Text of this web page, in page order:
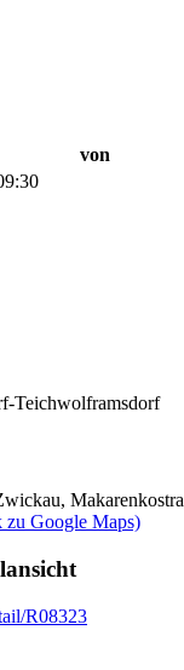
von
Teichwolframsdorf
zu Google Maps)
R08323